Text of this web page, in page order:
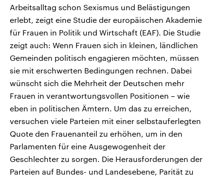
Arbeitsalltag schon Sexismus und Belästigungen
erlebt, zeigt eine Studie der europäischen Akademie
für Frauen in Politik und Wirtschaft (EAF). Die Studie
zeigt auch: Wenn Frauen sich in kleinen, ländlichen
Gemeinden politisch engagieren möchten, müssen
sie mit erschwerten Bedingungen rechnen. Dabei
wünscht sich die Mehrheit der Deutschen mehr
Frauen in verantwortungsvollen Positionen – wie
eben in politischen Ämtern. Um das zu erreichen,
versuchen viele Parteien mit einer selbstauferlegten
Quote den Frauenanteil zu erhöhen, um in den
Parlamenten für eine Ausgewogenheit der
Geschlechter zu sorgen. Die Herausforderungen der
Parteien auf Bundes- und Landesebene, Parität zu